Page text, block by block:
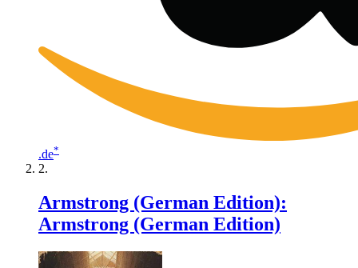
.de*
Armstrong (German Edition):
Armstrong (German Edition)